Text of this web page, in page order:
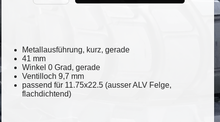
Metallausführung, kurz, gerade
41 mm
Winkel 0 Grad, gerade
Ventilloch 9,7 mm
passend für 11.75x22.5 (ausser ALV Felge,
flachdichtend)